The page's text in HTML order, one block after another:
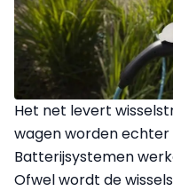
Het net levert
wagen worden
Batterijsystemen
Ofwel wordt de